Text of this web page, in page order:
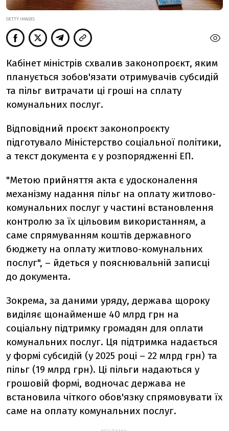
GETTY IMAGES
Кабінет міністрів схвалив законопроєкт, яким
планується зобов'язати отримувачів субсидій
та пільг витрачати ці гроші на сплату
комунальних послуг.
Відповідний проєкт законопроєкту
підготувало Міністерство соціальної політики,
а текст документа є у розпорядженні ЕП.
"Метою прийняття акта є удосконалення
механізму надання пільг на оплату житлово-
комунальних послуг у частині встановлення
контролю за їх цільовим використанням, а
саме спрямуванням коштів державного
бюджету на оплату житлово-комунальних
послуг", – йдеться у пояснювальній записці
до документа.
Зокрема, за даними уряду, держава щороку
виділяє щонайменше 40 млрд грн на
соціальну підтримку громадян для оплати
комунальних послуг. Ця підтримка надається
у формі субсидій (у 2025 році – 22 млрд грн) та
пільг (19 млрд грн). Ці пільги надаються у
грошовій формі, водночас держава не
встановила чіткого обов'язку спрямовувати їх
саме на оплату комунальних послуг.